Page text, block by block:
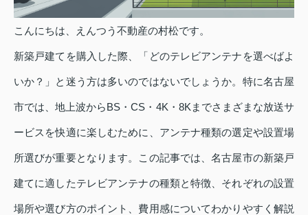
こんにちは、えんつう不動産の村松です。
新築戸建てを購入した際、「どのテレビアンテナを選べばよ
いか？」と迷う方は多いのではないでしょうか。特に名古屋
市では、地上波からBS・CS・4K・8Kまでさまざまな放送サ
ービスを快適に楽しむために、アンテナ種類の選定や設置場
所選びが重要となります。この記事では、名古屋市の新築戸
建てに適したテレビアンテナの種類と特徴、それぞれの設置
場所や選び方のポイント、費用感についてわかりやすく解説